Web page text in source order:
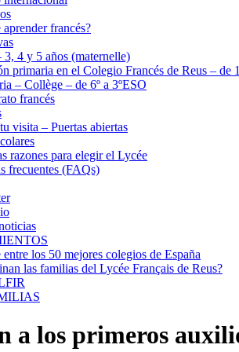
aprender francés?
4 y 5 años (maternelle)
primaria en el Colegio Francés de Reus – de
– Collège – de 6º a 3ºESO
francés
visita – Puertas abiertas
razones para elegir el Lycée
frecuentes (FAQs)
los 50 mejores colegios de España
las familias del Lycée Français de Reus?
a los primeros